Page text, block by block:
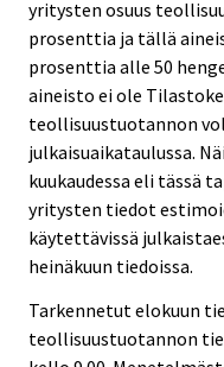
yritysten osuus
prosenttia ja tällä
prosenttia alle 50
aineisto ei ole
teollisuustuotannon
julkaisuaikataulussa.
kuukaudessa eli tässä
yritysten tiedot
käytettävissä
heinäkuun tiedoissa.
Tarkennetut elokuun
teollisuustuotannon